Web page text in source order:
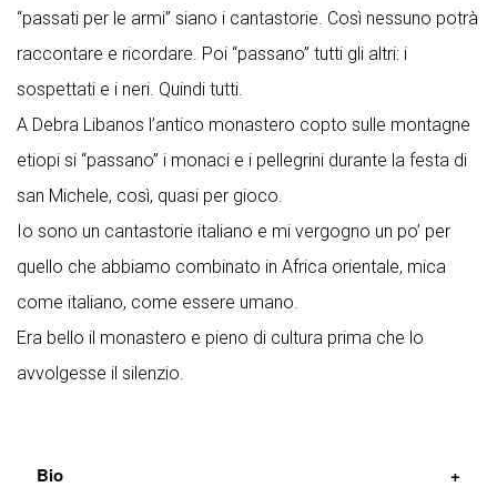
“passati per le armi” siano i cantastorie. Così nessuno potrà
raccontare e ricordare. Poi “passano” tutti gli altri: i
sospettati e i neri. Quindi tutti.
A Debra Libanos l’antico monastero copto sulle montagne
etiopi si “passano” i monaci e i pellegrini durante la festa di
san Michele, così, quasi per gioco.
Io sono un cantastorie italiano e mi vergogno un po’ per
quello che abbiamo combinato in Africa orientale, mica
come italiano, come essere umano.
Era bello il monastero e pieno di cultura prima che lo
avvolgesse il silenzio.
Bio